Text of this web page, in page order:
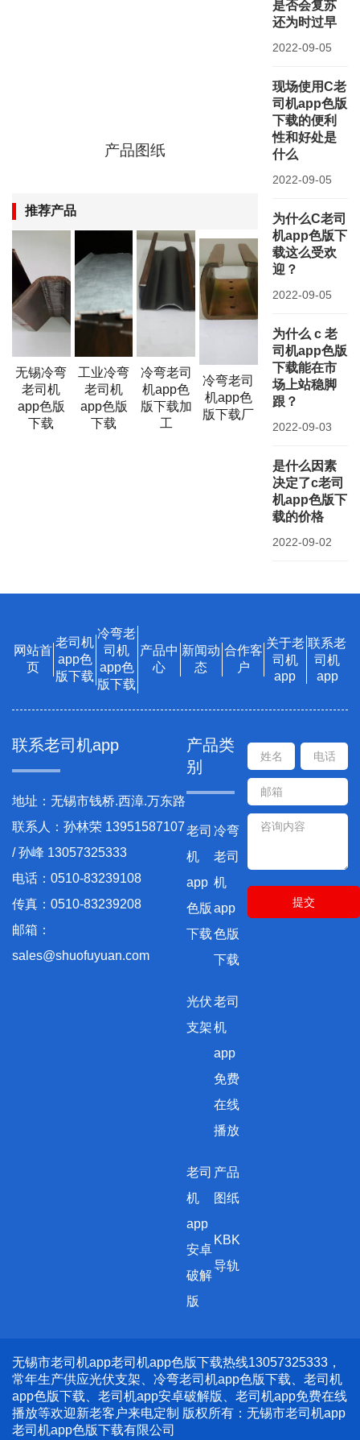
产品图纸
推荐产品
无锡冷弯
老司机
app色版
下载
工业冷弯
老司机
app色版
下载
冷弯老司
机app色
版下载加
工
冷弯老司
机app色
版下载厂
是否会复苏
还为时过早
2022-09-05
现场使用C老
司机app色版
下载的便利
性和好处是
什么
2022-09-05
为什么C老司
机app色版下
载这么受欢
迎？
2022-09-05
为什么 c 老
司机app色版
下载能在市
场上站稳脚
跟？
2022-09-03
是什么因素
决定了c老司
机app色版下
载的价格
2022-09-02
网站首
页
老司机
app色
版下载
冷弯老
司机
app色
版下载
产品中
心
新闻动
态
合作客
户
关于老
司机
app
联系老
司机
app
联系老司机app
地址：无锡市钱桥.西漳.万东路
联系人：孙林荣 13951587107
/ 孙峰 13057325333
电话：0510-83239108
传真：0510-83239208
邮箱：
sales@shuofuyuan.com
产品类
别
老司
机
app
色版
下载
冷弯
老司
机
app
色版
下载
光伏
支架
老司
机
app
免费
在线
播放
老司
机
app
安卓
破解
版
产品
图纸
KBK
导轨
无锡市老司机app老司机app色版下载热线13057325333，
常年生产供应光伏支架、冷弯老司机app色版下载、老司机
app色版下载、老司机app安卓破解版、老司机app免费在线
播放等欢迎新老客户来电定制 版权所有：无锡市老司机app
老司机app色版下载有限公司